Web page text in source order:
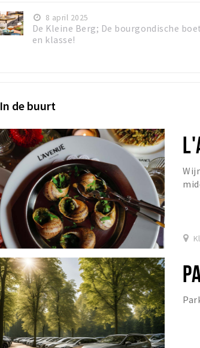
8 april 2025
De Kleine Berg; De bourgondische
en klasse!
In de buurt